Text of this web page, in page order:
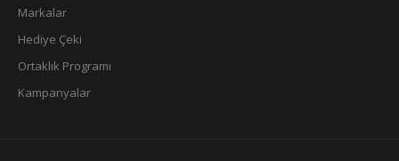
Markalar
Hediye Çeki
Ortaklık Programı
Kampanyalar